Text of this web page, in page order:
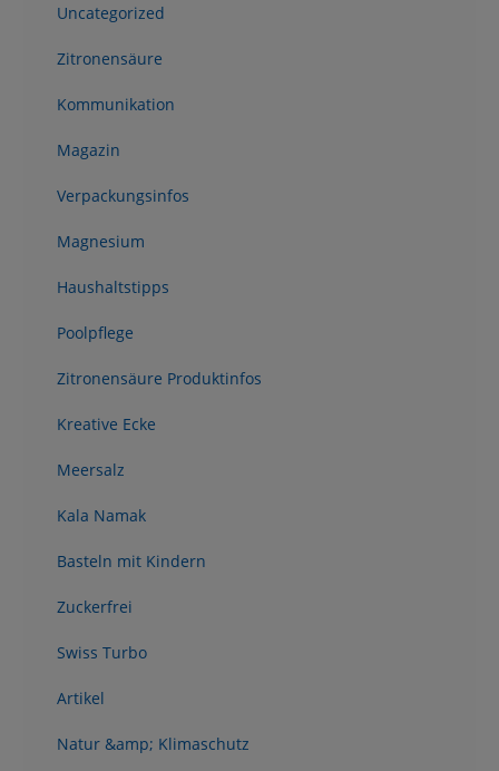
Uncategorized
Zitronensäure
Kommunikation
Magazin
Verpackungsinfos
Magnesium
Haushaltstipps
Poolpflege
Zitronensäure Produktinfos
Kreative Ecke
Meersalz
Kala Namak
Basteln mit Kindern
Zuckerfrei
Swiss Turbo
Artikel
Natur &amp; Klimaschutz